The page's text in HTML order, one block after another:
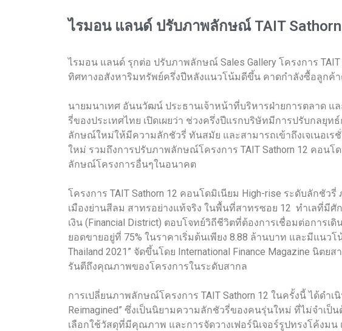
ไรมอน แลนด์ ปรับภาพลักษณ์ TAIT
ไรมอน แลนด์ รุกต่อ ปรับภาพลักษณ์ Sales Gallery โครงการ
ทิศทางอสังหาริมทรัพย์ครึ่งปีหลังแนวโน้มดีขึ้น คาดกำลังซื้อลูก
นายมนาเทศ อันนวัฒน์ ประธานเจ้าหน้าที่บริหารฝ่ายการตลาด
รี่ของประเทศไทย เปิดเผยว่า ช่วงครึ่งปีแรกบริษัทมีการปรับกลยุ
ลักษณ์ใหม่ให้มีความลักชัวรี่ ทันสมัย และสามารถเข้าถึงเจเนอเ
ใหม่ รวมถึงการปรับภาพลักษณ์โครงการ TAIT Sathorn 12 คอน
ลักษณ์โครงการอื่นๆในอนาคต
โครงการ TAIT Sathorn 12 คอนโดมิเนียม High-rise ระดับลักชัว
เมืองย่านสีลม สาทรอย่างแท้จริง ในพื้นที่สาทรซอย 12 ทำเลที่มีศั
เงิน (Financial District) ตอบโจทย์วิถีชีวิตที่ต้องการเชื่อมต่อกา
ยอดขายอยู่ที่ 75% ในราคาเริ่มต้นเพียง 8.88 ล้านบาท และมีแนวโ
Thailand 2021” จัดขึ้นโดย International Finance Magazine นิตย
รันตีถึงคุณภาพของโครงการในระดับสากล
การเปลี่ยนภาพลักษณ์โครงการ TAIT Sathorn 12 ในครั้งนี้ ได้ดำ
Reimagined” ซึ่งเป็นนิยามความลักชัวรี่ของคนรุ่นใหม่ ที่ไม่จำเ
เลือกใช้วัสดุที่มีคุณภาพ และการจัดวางเฟอร์นิเจอร์รูปทรงโค้งม